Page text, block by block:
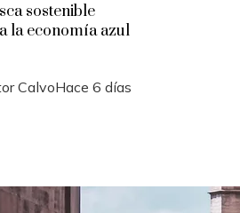
sostenible
la economía azul
CalvoHace 6 días